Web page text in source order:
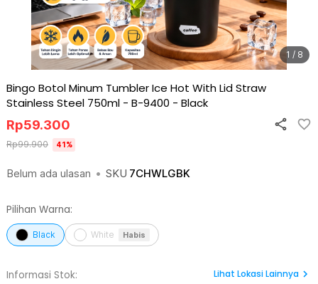
1 / 8
Bingo Botol Minum Tumbler Ice Hot With Lid Straw
Stainless Steel 750ml - B-9400 - Black
Belum ada ulasan • SKU 7CHWLGBK
Rp59.300
Rp99.900 41%
Pilihan Warna:
Black White Habis
Informasi Stok:
Lihat Lokasi Lainnya